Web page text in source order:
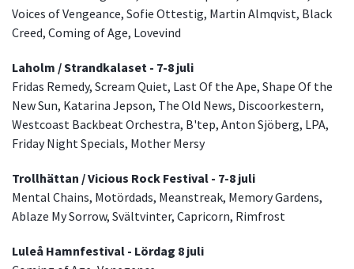
Voices of Vengeance, Sofie Ottestig, Martin Almqvist, Black
Creed, Coming of Age, Lovevind
Laholm / Strandkalaset - 7-8 juli
Fridas Remedy, Scream Quiet, Last Of the Ape, Shape Of the
New Sun, Katarina Jepson, The Old News, Discoorkestern,
Westcoast Backbeat Orchestra, B'tep, Anton Sjöberg, LPA,
Friday Night Specials, Mother Mersy
Trollhättan / Vicious Rock Festival - 7-8 juli
Mental Chains, Motördads, Meanstreak, Memory Gardens,
Ablaze My Sorrow, Svältvinter, Capricorn, Rimfrost
Luleå Hamnfestival - Lördag 8 juli